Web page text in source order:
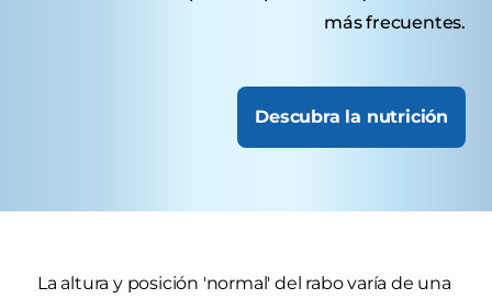
más frecuentes.
Descubra la nutrición
La altura y posición 'normal' del rabo varía de una